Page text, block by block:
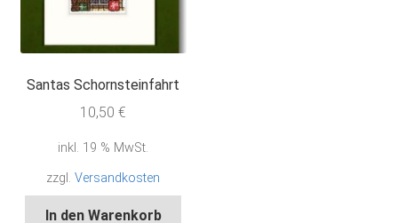
Santas Schornsteinfahrt
10,50€
inkl. 19 % MwSt.
zzgl.Versandkosten
In den Warenkorb